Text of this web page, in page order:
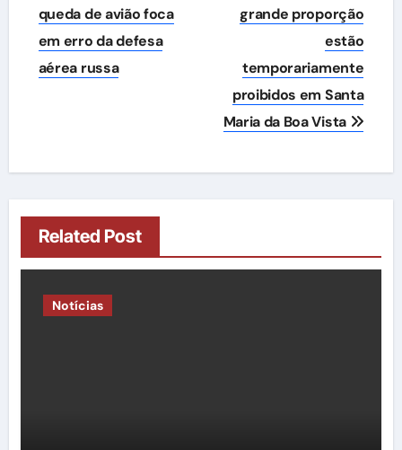
de
Post
queda de avião foca
em erro da defesa
aérea russa
grande proporção
estão
temporariamente
proibidos em Santa
Maria da Boa Vista
Related Post
Notícias